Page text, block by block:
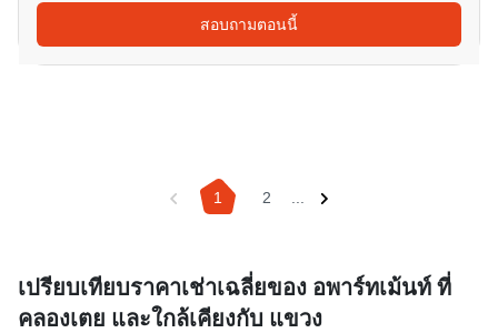
สอบถามตอนนี้
1 2 ...
เปรียบเทียบราคาเช่าเฉลี่ยของ อพาร์ทเม้นท์ ที่
คลองเตย และใกล้เคียงกับ แขวง